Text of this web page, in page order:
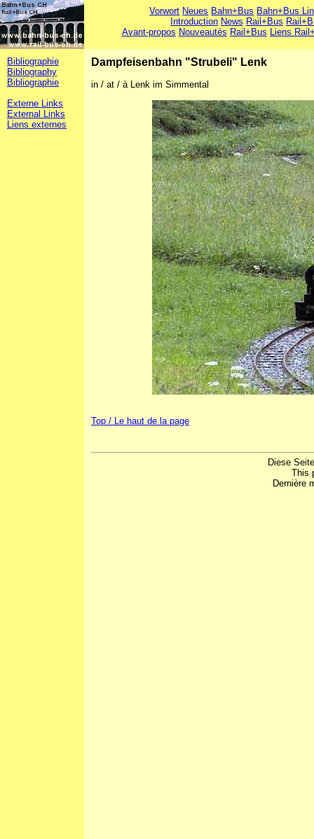
Vorwort Neues Bahn+Bus Bahn+Bus
Introduction News Rail+Bus
Avant-propos Nouveautés Rail+Bus Liens
Bibliographie
Bibliography
Bibliographie
Externe Links
External Links
Liens externes
Dampfeisenbahn "Strubeli" Lenk
in / at / à Lenk im Simmental
Top / Le haut de la page
Diese
This
Dernière